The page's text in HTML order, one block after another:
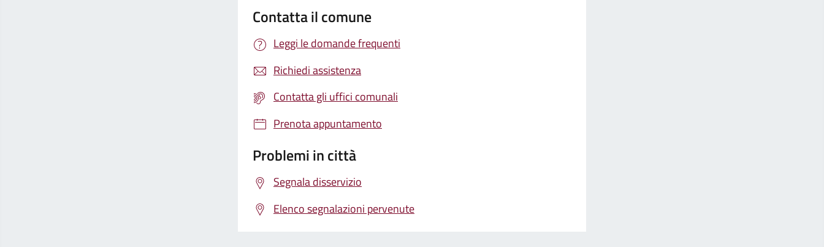
Contatta il comune
Leggi le domande frequenti
Richiedi assistenza
Contatta gli uffici comunali
Prenota appuntamento
Problemi in città
Segnala disservizio
Elenco segnalazioni pervenute